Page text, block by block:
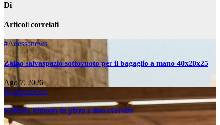
Di
Articoli correlati
#Adessonews
Zaino salvaspazio sottovuoto per il bagaglio a mano 40x20x25
Ago 7, 2026
#Adessonews
Kaftani, kimono in pizzo e lino oversize